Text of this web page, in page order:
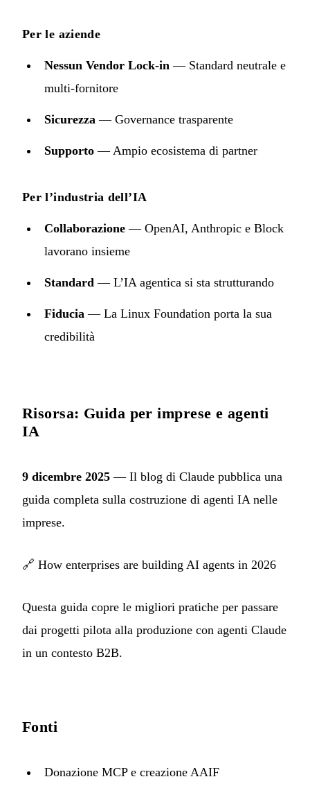
Per le aziende
Nessun Vendor Lock-in — Standard neutrale e
multi-fornitore
Sicurezza — Governance trasparente
Supporto — Ampio ecosistema di partner
Per l’industria dell’IA
Collaborazione — OpenAI, Anthropic e Block
lavorano insieme
Standard — L’IA agentica si sta strutturando
Fiducia — La Linux Foundation porta la sua
credibilità
Risorsa: Guida per imprese e agenti
IA
9 dicembre 2025 — Il blog di Claude pubblica una
guida completa sulla costruzione di agenti IA nelle
imprese.
🔗 How enterprises are building AI agents in 2026
Questa guida copre le migliori pratiche per passare
dai progetti pilota alla produzione con agenti Claude
in un contesto B2B.
Fonti
Donazione MCP e creazione AAIF